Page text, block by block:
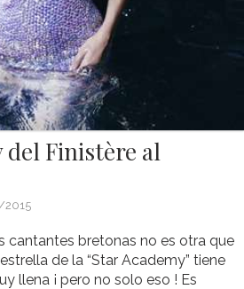
Finistère al
cantantes bretonas no es otra que
de la “Star Academy” tiene
llena ¡ pero no solo eso ! Es